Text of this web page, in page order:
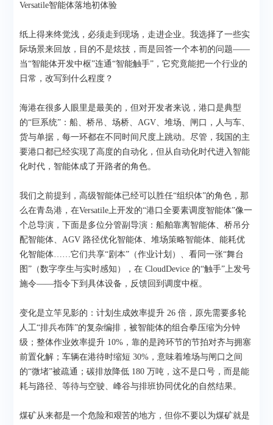
Versatile智能体落地初体验
纸上得来终觉浅，必须走到现场，走进企业。我选择了一些实
际场景来回放，目的不是炫技，而是回答一个本初的问题——
当“智能体开发中枢”连通“智能触手”，它究竟能把一个行业的
日常，改写到什么程度？
海港在很多人眼里是最美的，但对开发者来说，港口是典型
的“巨系统”：船、桥吊、场桥、AGV、堆场、闸口，人与车、
货与单据，每一环都在不同时间尺度上跳动。尽管，我国的主
要港口都已经实现了高度的自动化，但从自动化时代进入智能
化时代，智能体成了开路者的角色。
我们之前提到，高级智能体已经可以胜任“组织体”的角色，那
么在青岛港，在Versatile上开发的“港口全要素调度智能体”像一
个总导演，下面是多位分管副导演：船舶靠离智能体、桥吊分
配智能体、AGV 路径优化智能体、堆场策略智能体、能耗优
化智能体……它们共享“剧本”（作业计划）、看同一张“舞台
图”（数字孪生与实时感知），在 CloudDevice 的“触手”上发号
施令——指令下到具体设备，反馈回到调度中枢。
变化是立竿见影的：计划生成效率提升 26 倍，原先需要多轮
人工“排兵布阵”的复杂编排，被智能体的组合拳压缩为分钟
级；整体作业效率提升 10%，靠的是跨环节的节拍对齐与拥塞
前置化解；车辆在港待时缩短 30%，意味着堆场与闸口之间
的“微堵”被疏通；碳排放降低 180 万吨，这不是口号，而是能
耗与路径、等待与空驶、峰谷与排班协同优化的自然结果。
煤矿从来都是一个危险和艰苦的地方，但你不要以为煤矿就是